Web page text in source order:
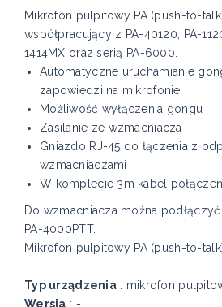
Mikrofon pulpitowy PA (push-to-
współpracujący z PA-40120, PA-
1414MX oraz serią PA-6000.
Automatyczne uruchamianie
zapowiedzi na mikrofonie
Możliwość wyłączenia gongu
Zasilanie ze wzmacniacza
Gniazdo RJ-45 do łączenia z
wzmacniaczami
W komplecie 3m kabel
Do wzmacniacza można
PA-4000PTT.
Mikrofon pulpitowy PA (push-to-
Typ urządzenia: mikrofon
Wersja : -